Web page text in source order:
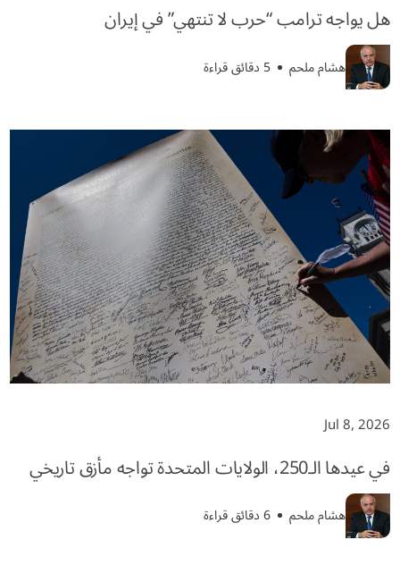
هل يواجه ترامب “حرب لا تنتهي” في إيران
هشام ملحم 5 دقائق قراءة
Jul 8, 2026
في عيدها الـ250، الولايات المتحدة تواجه مأزق تاريخي
هشام ملحم 6 دقائق قراءة